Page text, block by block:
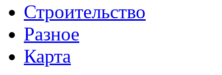
Строительство
Разное
Карта